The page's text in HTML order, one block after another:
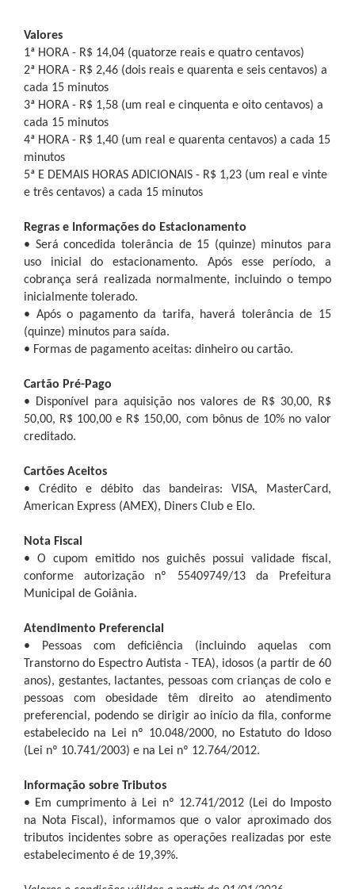
Valores
1ª HORA - R$ 14,04 (quatorze reais e quatro centavos)
2ª HORA - R$ 2,46 (dois reais e quarenta e seis centavos) a
cada 15 minutos
3ª HORA - R$ 1,58 (um real e cinquenta e oito centavos) a
cada 15 minutos
4ª HORA - R$ 1,40 (um real e quarenta centavos) a cada 15
minutos
5ª E DEMAIS HORAS ADICIONAIS - R$ 1,23 (um real e vinte
e três centavos) a cada 15 minutos
Regras e Informações do Estacionamento
• Será concedida tolerância de 15 (quinze) minutos para
uso inicial do estacionamento. Após esse período, a
cobrança será realizada normalmente, incluindo o tempo
inicialmente tolerado.
• Após o pagamento da tarifa, haverá tolerância de 15
(quinze) minutos para saída.
• Formas de pagamento aceitas: dinheiro ou cartão.
Cartão Pré-Pago
• Disponível para aquisição nos valores de R$ 30,00, R$
50,00, R$ 100,00 e R$ 150,00, com bônus de 10% no valor
creditado.
Cartões Aceitos
• Crédito e débito das bandeiras: VISA, MasterCard,
American Express (AMEX), Diners Club e Elo.
Nota Fiscal
• O cupom emitido nos guichês possui validade fiscal,
conforme autorização nº 55409749/13 da Prefeitura
Municipal de Goiânia.
Atendimento Preferencial
• Pessoas com deficiência (incluindo aquelas com
Transtorno do Espectro Autista - TEA), idosos (a partir de 60
anos), gestantes, lactantes, pessoas com crianças de colo e
pessoas com obesidade têm direito ao atendimento
preferencial, podendo se dirigir ao início da fila, conforme
estabelecido na Lei nº 10.048/2000, no Estatuto do Idoso
(Lei nº 10.741/2003) e na Lei nº 12.764/2012.
Informação sobre Tributos
• Em cumprimento à Lei nº 12.741/2012 (Lei do Imposto
na Nota Fiscal), informamos que o valor aproximado dos
tributos incidentes sobre as operações realizadas por este
estabelecimento é de 19,39%.